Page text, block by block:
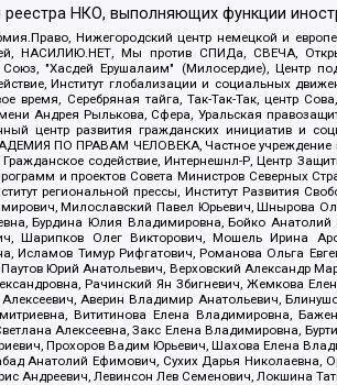
НКО, выполняющих функции
Нижегородский центр немецкой и
НАСИЛИЮ.НЕТ, Мы против СПИДа, СВЕЧА,
Союз, "Хасдей Ерушалаим" (Милосердие), Центр
Институт глобализации и социальных
время, Серебряная тайга, Так-Так-Так, центр
Андрея Рылькова, Сфера, Уральская
центр развития гражданских инициатив и
ПО ПРАВАМ ЧЕЛОВЕКА, Частное учреждение в
Гражданское содействие, Интернешнл-Р, Центр
и проектов Совета Министров Северных
региональной прессы, Институт Развития
Милославский Павел Юрьевич, Шнырова
Бурдина Юлия Владимировна, Бойко Анатолий
Шарипков Олег Викторович, Мошель Ирина
Исламов Тимур Рифгатович, Романова Ольга
Юрий Анатольевич, Верховский Александр
Рачинский Ян Збигневич, Жемкова
Аверин Владимир Анатольевич,
Вититинова Елена Владимировна,
Алексеевна, Закс Елена Владимировна,
Прохоров Вадим Юрьевич, Шахова Елена
Анатолий Ефимович, Сухих Дарья Николаевна,
Андреевич, Левинсон Лев Семенович, Локшина